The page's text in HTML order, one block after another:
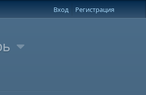
Вход Регистрация